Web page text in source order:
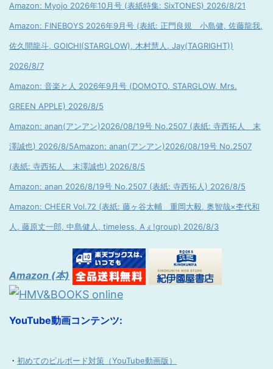
Amazon: Myojo 2026年10月号 (表紙特集: SixTONES) 2026/8/21
Amazon: FINEBOYS 2026年9月号 (表紙: 正門良規 小島健, 佐藤龍我,
佐久間龍斗, GOICHI(STARGLOW), 木村慧人, Jay(TAGRIGHT))
2026/8/7
Amazon: 音楽と人 2026年9月号 (DOMOTO, STARGLOW, Mrs.
GREEN APPLE) 2026/8/5
Amazon: anan(アンアン)2026/08/19号 No.2507 (表紙: 寺西拓人 末
澤誠也) 2026/8/5Amazon: anan(アンアン)2026/08/19号 No.2507
(表紙: 寺西拓人 末澤誠也) 2026/8/5
Amazon: anan 2026/8/19号 No.2507 (表紙: 寺西拓人) 2026/8/5
Amazon: CHEER Vol.72 (表紙: 藤ヶ谷太輔 重岡大毅, 奥智哉×杢代和
人, 藤原丈一郎, 中島健人, timeless, Aぇ!group) 2026/8/3
Amazon (本)
YouTube動画コンテンツ:
・ 初めてのビルボード対策（YouTube動画版）